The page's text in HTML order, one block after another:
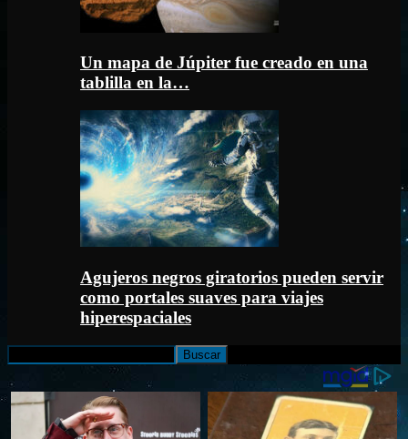
Un mapa de Júpiter fue creado en una
tablilla en la…
Agujeros negros giratorios pueden servir
como portales suaves para viajes
hiperespaciales